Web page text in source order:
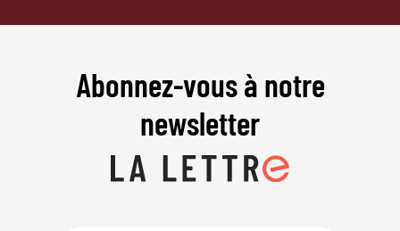
Abonnez-vous à notre
newsletter